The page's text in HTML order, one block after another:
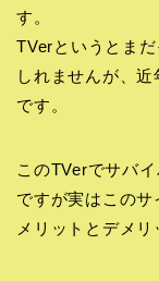
す。
TVerというとま
しれませんが、
です。
このTVerでサバ
ですが実はこのサ
メリットとデメ